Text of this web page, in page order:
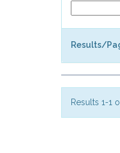
Results/
Results 1-1